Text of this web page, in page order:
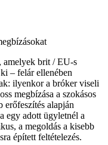
amelyek brit / EU-s
– felár ellenében
ilyenkor a bróker viseli
megbízása a szokásos
erőfeszítés alapján
egy adott ügyletnél a
a megoldás a kisebb
épített feltételezés.